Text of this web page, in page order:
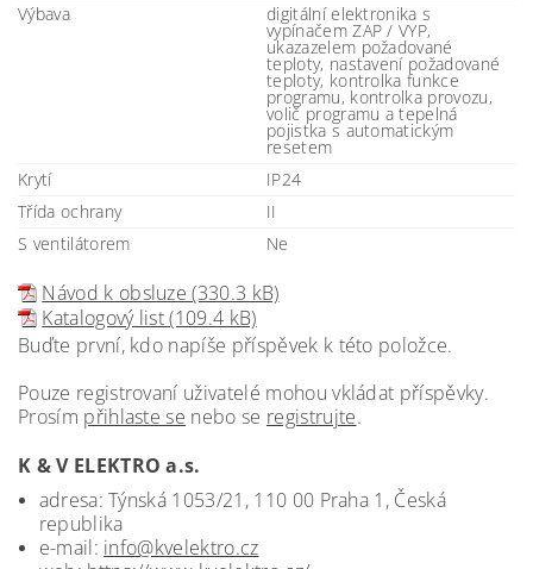
Výbava
digitální elektronika s
vypínačem ZAP / VYP,
ukazazelem požadované
teploty, nastavení požadované
teploty, kontrolka funkce
programu, kontrolka provozu,
volič programu a tepelná
pojistka s automatickým
resetem
Krytí
IP24
Třída ochrany
II
S ventilátorem
Ne
Návod k obsluze (330.3 kB)
Katalogový list (109.4 kB)
Buďte první, kdo napíše příspěvek k této položce.
Pouze registrovaní uživatelé mohou vkládat příspěvky.
Prosím přihlaste se nebo se registrujte.
K & V ELEKTRO a.s.
adresa: Týnská 1053/21, 110 00 Praha 1, Česká
republika
e-mail: info@kvelektro.cz